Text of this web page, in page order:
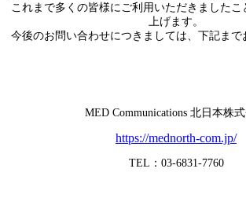
これまで多くの皆様にご利用いただきましたこ
上げます。
今後のお問い合わせにつきましては、下記まで
MED Communications 北日本株
https://mednorth-com.jp/
TEL：03-6831-7760